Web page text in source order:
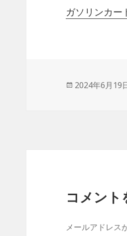
ガソリンカー
投
2024年6月19
コメント
メールアドレス